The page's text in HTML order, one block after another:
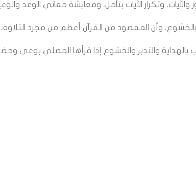
وتكرار الآيات بتأمل، ومعايشة معاني الوعد
وأن المقصود من القرآن أعظم من مجرد
والتدبر والخشوع إذا قرأها المصلي بوعي